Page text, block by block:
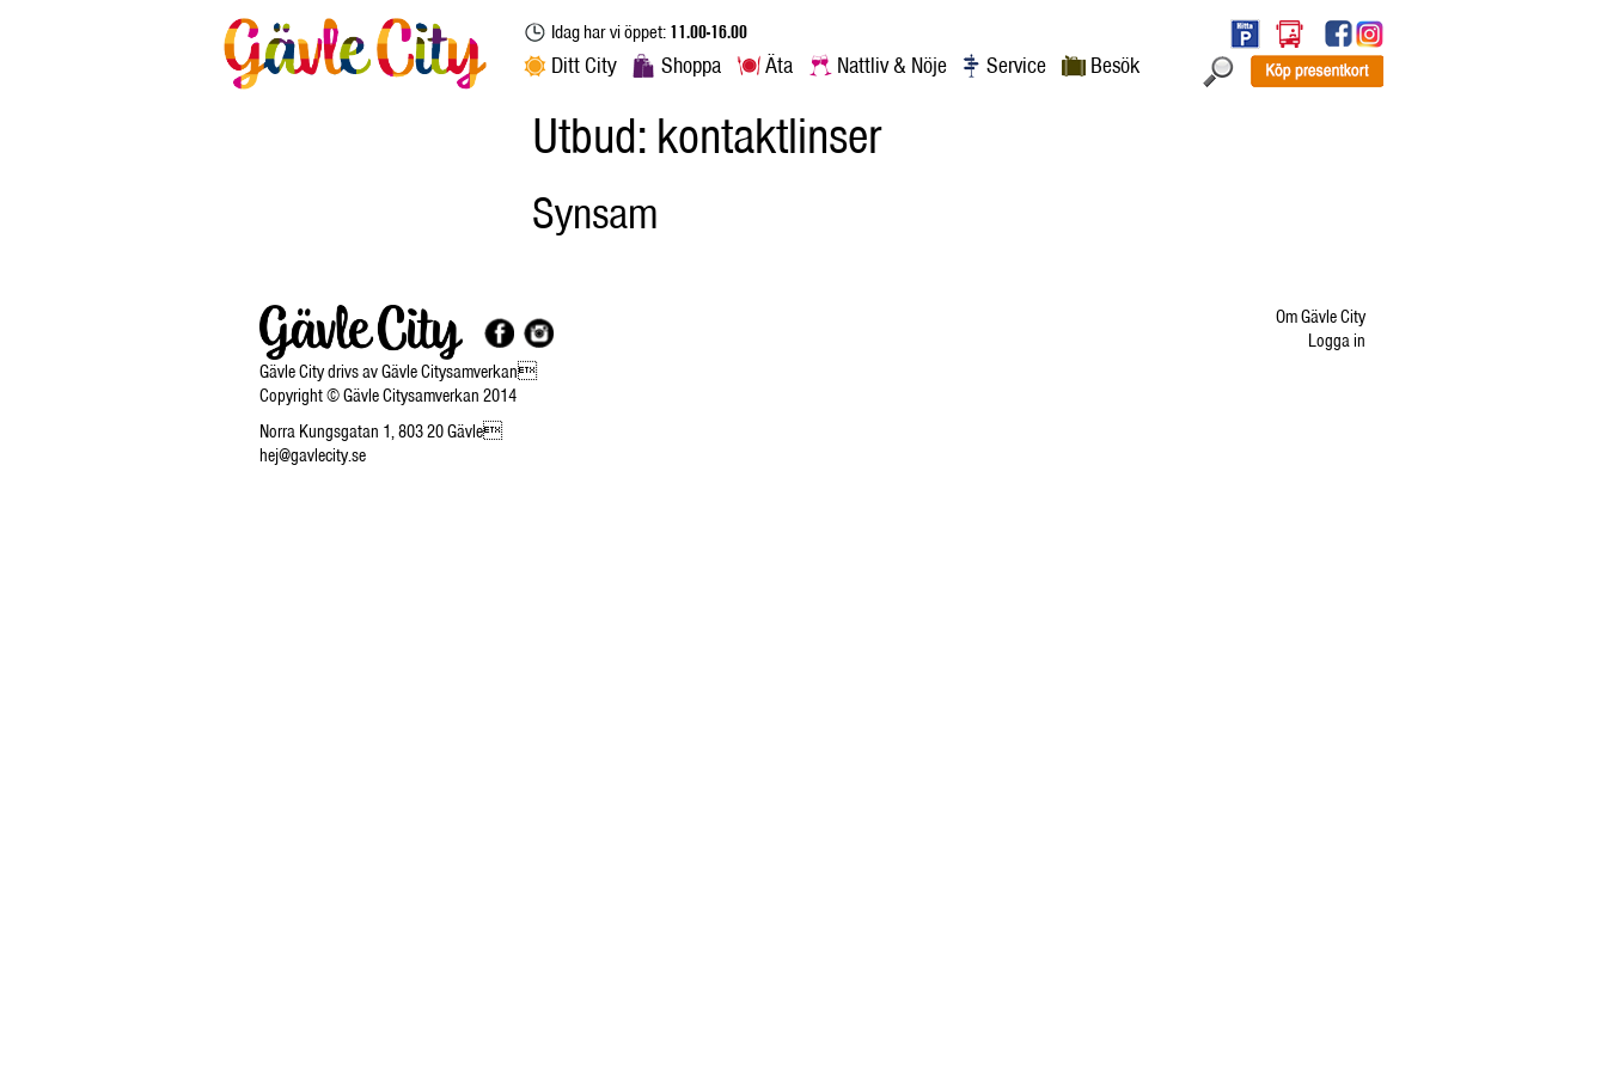
Idag har vi öppet:11.00-16.00
Ditt City Shoppa Äta Nattliv & Nöje Service Besök
Utbud: kontaktlinser
Synsam
Gävle City drivs av Gävle Citysamverkan
Copyright © Gävle Citysamverkan 2014
Norra Kungsgatan 1, 803 20 Gävle
hej@gavlecity.se
Om Gävle City
Logga in